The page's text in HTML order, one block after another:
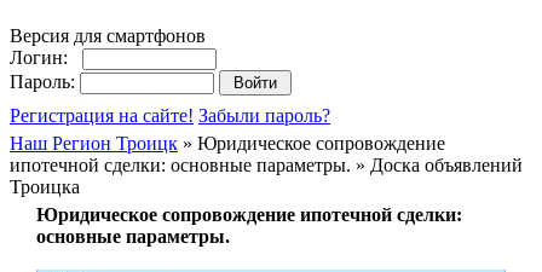
Версия для смартфонов
Логин:
Пароль:
Регистрация на сайте! Забыли пароль?
Наш Регион Троицк » Юридическое сопровождение
ипотечной сделки: основные параметры. » Доска объявлений
Троицка
Юридическое сопровождение ипотечной сделки:
основные параметры.